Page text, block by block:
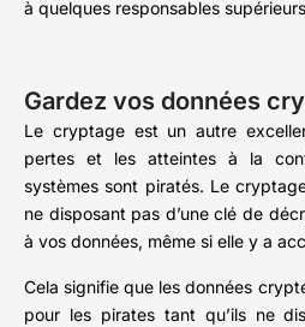
à quelques responsables
Gardez vos données
Le cryptage est un autre
pertes et les atteintes à la
systèmes sont piratés. Le
ne disposant pas d’une clé de
à vos données, même si elle y a
Cela signifie que les données
pour les pirates tant qu’ils ne